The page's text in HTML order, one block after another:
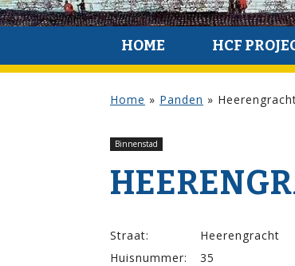
HOME HCF
Home » Panden »
Binnenstad
Straat:
Heerengracht
Huisnummer:
35